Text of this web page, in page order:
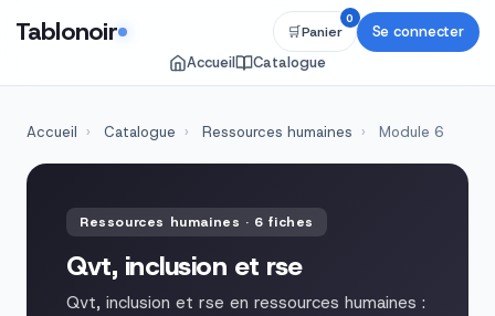
Tablonoir
Accueil Catalogue
🛒Panier
0
Se connecter
Accueil › Catalogue › Ressources humaines › Module 6
Ressources humaines · 6 fiches
Qvt, inclusion et rse
Qvt, inclusion et rse en ressources humaines :